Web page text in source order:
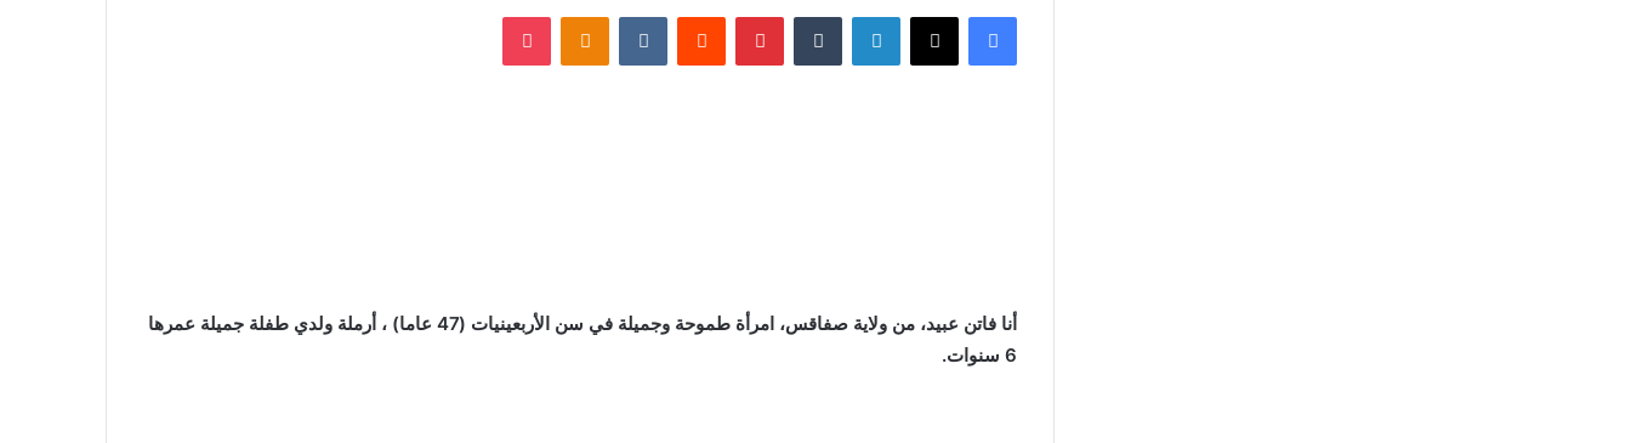
فيسبوك لينكدإن بينتيريست
أنا فاتن عبيد، من ولاية صفاقس، امرأة طموحة وجميلة في سن الأربعينيات (47 عاما) ، أرملة ولدي طفلة جميلة عمرها
6 سنوات.